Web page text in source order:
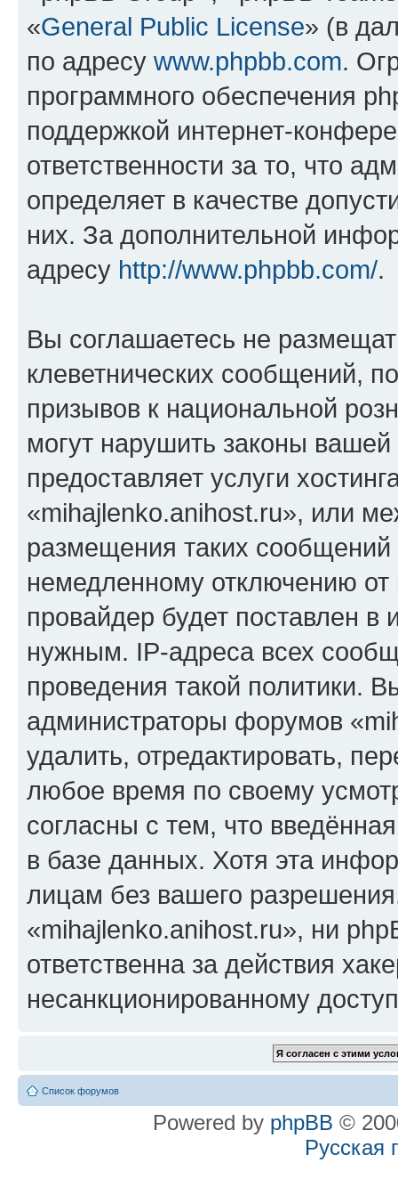
«General Public License» (в
по адресу www.phpbb.com.
программного обеспечения
поддержкой интернет-
ответственности за то, что
определяет в качестве
них. За дополнительной
адресу http://www.phpbb.com/.
Вы соглашаетесь не
клеветнических сообщений,
призывов к национальной
могут нарушить законы
предоставляет услуги
«mihajlenko.anihost.ru», или
размещения таких
немедленному отключению
провайдер будет поставлен в
нужным. IP-адреса всех
проведения такой политики.
администраторы форумов
удалить, отредактировать,
любое время по своему
согласны с тем, что
в базе данных. Хотя эта
лицам без вашего
«mihajlenko.anihost.ru», ни
ответственна за действия
несанкционированному
Список форумов
Powered by phpBB ©
Русская